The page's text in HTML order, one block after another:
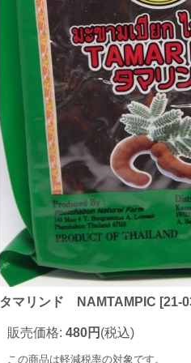
タマリンド NAMTAMPIC [21-
販売価格: 480円 (税込)
この商品は軽減税率の対象です。